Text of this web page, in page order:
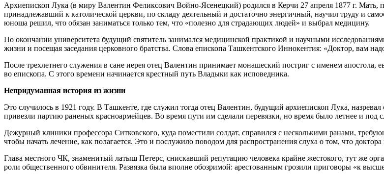
Архиепископ Лука (в миру Валентин Феликсович Войно-Ясенецкий) родился в Керчи 27 апреля 1877 г. Мать,
принадлежавший к католической церкви, по складу деятельный и достаточно энергичный, научил труду и
юноша решил, что обязан заниматься только тем, что «полезно для страдающих людей» и выбрал медицину.
По окончании университета будущий святитель занимался медицинской практикой и научными
жизни и посещая заседания церковного братства. Слова епископа Ташкентского Иннокентия: «Доктор, вам
После трехлетнего служения в сане иерея отец Валентин принимает монашеский постриг с именем апостола,
во епископа. С этого времени начинается крестный путь Владыки как исповедника.
Непридуманная история из жизни
Это случилось в 1921 году. В Ташкенте, где служил тогда отец Валентин, будущий архиепископ Лука,
привезли партию раненых красноармейцев. Во время пути им сделали перевязки, но время было летнее и под
Дежурный клиники профессора Ситковского, куда поместили солдат, справился с несколькими ранами,
чтобы начать лечение, как полагается. Это и послужило поводом для распространения слуха о том, что
Глава местного ЧК, знаменитый латыш Петерс, снискавший репутацию человека крайне жестокого, тут же
роли общественного обвинителя. Развязка была вполне обозримой: арестованным грозили приговоры «к